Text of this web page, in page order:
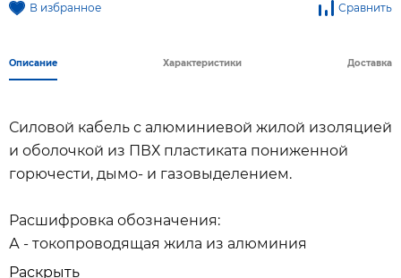
В избранное Сравнить
Описание Характеристики Доставка
Силовой кабель с алюминиевой жилой изоляцией
и оболочкой из ПВХ пластиката пониженной
горючести, дымо- и газовыделением.
Расшифровка обозначения:
А - токопроводящая жила из алюминия
В - изоляция из ПВХ пластиката
Раскрыть